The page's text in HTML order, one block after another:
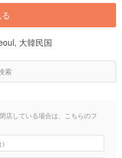
大韓民国
索
店している場合は、こちらのフ